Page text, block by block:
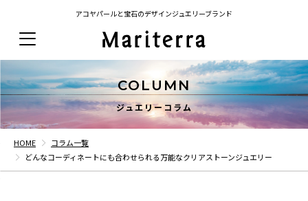
アコヤパールと宝石のデザインジュエリーブランド
COLUMN
ジュエリーコラム
HOME
コラム一覧
どんなコーディネートにも合わせられる万能なクリアストーンジュエリー